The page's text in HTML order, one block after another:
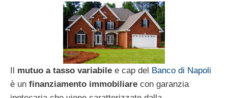
Il mutuo a tasso variabile e cap del Banco di Napoli
è un finanziamento immobiliare con garanzia